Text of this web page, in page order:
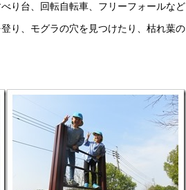
り台、回転自転車、フリーフォールなど
り、モグラの穴を見つけたり、枯れ葉の